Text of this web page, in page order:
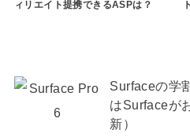
ィリエイト提携できるASPは？
Surfaceの学
はSurfaceが
新）